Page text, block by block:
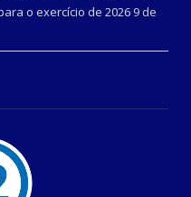
o exercício de 2026 9 de